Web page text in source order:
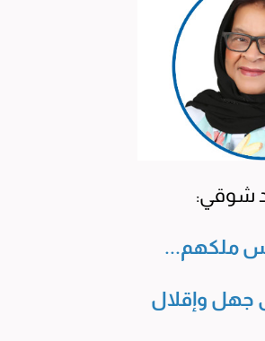
شوقي:
ملكهم...
جهل وإقلال